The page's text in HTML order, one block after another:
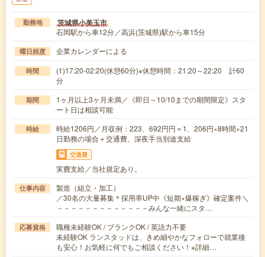
勤務地 茨城県小美玉市
石岡駅から車12分／高浜(茨城県)駅から車15分
曜日頻度 企業カレンダーによる
時間
(1)17:20-02:20(休憩60分)※休憩時間：21:20～22:20 計60
分
期間
1ヶ月以上3ヶ月未満／《即日～10/10までの期間限定》スタ
ート日は相談可能
時給
時給1206円／月収例：223、692円円＝1、206円×8時間×21
日勤務の場合＋交通費、深夜手当別途支給
交通費
実費支給／当社規定あり。
仕事内容
製造（組立・加工）
／30名の大量募集＊採用率UP中《短期×爆稼ぎ》確定案件＼
－－－－－－－－－－－－－みんな一緒にスタ…
応募資格
職種未経験OK / ブランクOK / 英語力不要
未経験OK ランスタッドは、きめ細やかなフォローで就業後
も安心！お気軽に何でもご相談ください！※詳細…